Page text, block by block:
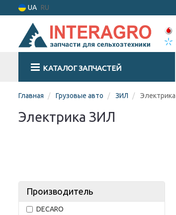
UA RU
КАТАЛОГ ЗАПЧАСТЕЙ
Главная Грузовые авто ЗИЛ Электрика
Электрика ЗИЛ
Производитель
DECARO